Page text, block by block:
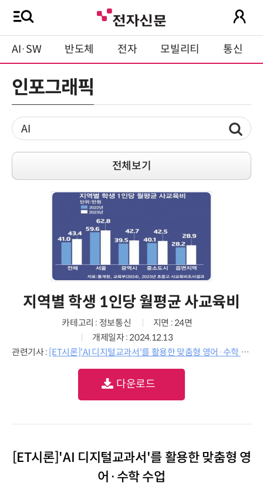
AI·SW 반도체 전자 모빌리티 통신
인포그래픽
전체보기
지역별 학생 1인당 월평균 사교육비
카테고리 : 정보통신
지면 : 24면
개제일자 : 2024.12.13
관련기사 : [ET시론]'AI 디지털교과서'를 활용한 맞춤형 영어·수학 수업
다운로드
[ET시론]'AI 디지털교과서'를 활용한 맞춤형 영
어·수학 수업